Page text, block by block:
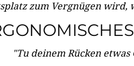
zum Vergnügen wird,
"Tu deinem Rücken etwas